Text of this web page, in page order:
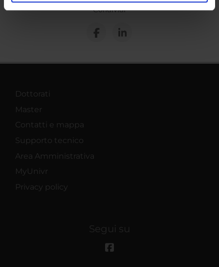
analizzare il nostro traffico. Condividiamo inoltre
informazioni sul modo in cui utilizzi il nostro sito con i
pubblicità e social media, i quali potrebbero combinarle
Condividi
Dottorati
Master
Contatti e mappa
Supporto tecnico
Area Amministrativa
MyUnivr
Privacy policy
Segui su